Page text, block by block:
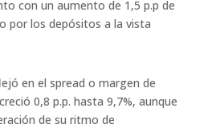
con un aumento de 1,5 p.p de
por los depósitos a la vista
en el spread o margen de
0,8 p.p. hasta 9,7%, aunque
de su ritmo de